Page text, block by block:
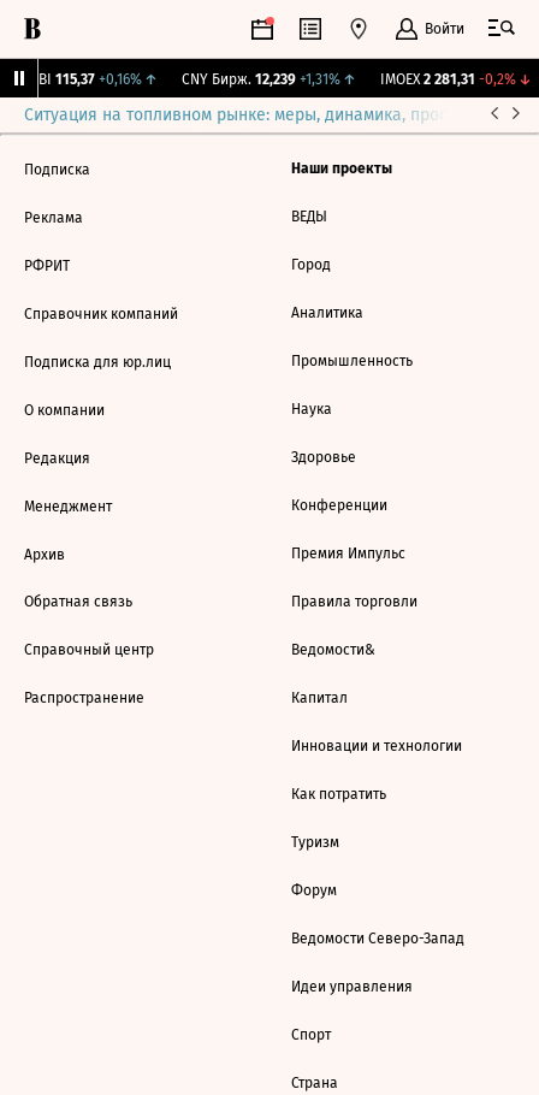
Войти
RGBI 115,37 +0,16%↑ CNY Бирж. 12,239 +1,31%↑ IMOEX 2 281,31 -0,2%↓
Ситуация на топливном рынке: меры, динамика, прогнозы
Подписка
Реклама
РФРИТ
Справочник компаний
Подписка для юр.лиц
О компании
Редакция
Менеджмент
Архив
Обратная связь
Справочный центр
Распространение
Наши проекты
ВЕДЫ
Город
Аналитика
Промышленность
Наука
Здоровье
Конференции
Премия Импульс
Правила торговли
Ведомости&
Капитал
Инновации и технологии
Как потратить
Туризм
Форум
Ведомости Северо-Запад
Идеи управления
Спорт
Страна